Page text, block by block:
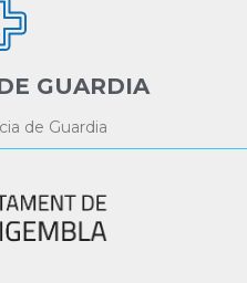
GUARDIA
de Guardia